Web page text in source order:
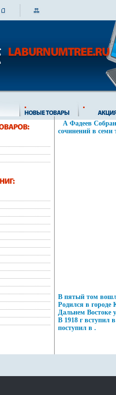
А Фадеев
сочинений в семи
В пятый том
Родился в городе
Дальнем Востоке
В 1918 г вступил
поступил в .